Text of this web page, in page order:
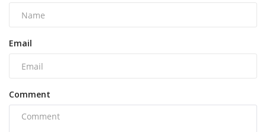
Email
Comment